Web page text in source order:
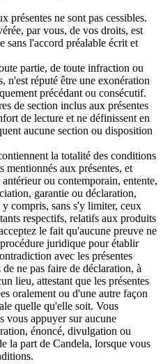
présentes ne sont pas cessibles.
par vous, de vos droits, est
sans l'accord préalable écrit et
partie, de toute infraction ou
n'est réputé être une exonération
précédant ou consécutif.
de section inclus aux présentes
de lecture et ne définissent en
aucune section ou disposition
la totalité des conditions
mentionnés aux présentes, et
ou contemporain, entente,
garantie ou déclaration,
compris, sans s'y limiter, ceux
respectifs, relatifs aux produits
le fait qu'aucune preuve ne
juridique pour établir
avec les présentes
ne pas faire de déclaration, à
lieu, attestant que les présentes
oralement ou d'une autre façon
quelle qu'elle soit. Vous
vous appuyer sur aucune
énoncé, divulgation ou
la part de Candela, lorsque vous